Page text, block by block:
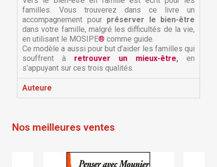
Créer une liste d'envies ×
Annuler Créer une liste d'envies
Connexion
à votre liste d'envies.
Annuler Connexion
familles. Vous trouverez dans ce livre un
accompagnement pour préserver le bien-être
dans votre famille, malgré les difficultés de la vie,
en utilisant le MOSIPE® comme guide.
Ce modèle a aussi pour but d’aider les familles qui
souffrent à retrouver un mieux-être, en
s’appuyant sur ces trois qualités.
Auteure
Nos meilleures ventes